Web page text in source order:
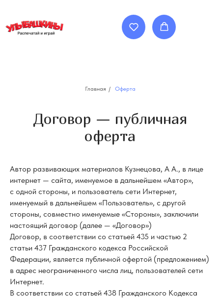
Главная / Оферта
Договор — публичная
оферта
Автор развивающих материалов Кузнецова, А А., в лице
интернет — сайта, именуемое в дальнейшем «Автор»,
с одной стороны, и пользователь сети Интернет,
именуемый в дальнейшем «Пользователь», с другой
стороны, совместно именуемые «Стороны», заключили
настоящий договор (далее — «Договор»)
Договор, в соответствии со статьей 435 и частью 2
статьи 437 Гражданского кодекса Российской
Федерации, является публичной офертой (предложением)
в адрес неограниченного числа лиц, пользователей сети
Интернет.
В соответствии со статьей 438 Гражданского Кодекса